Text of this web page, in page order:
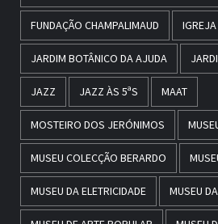
FUNDAÇÃO CHAMPALIMAUD
JARDIM BOTÂNICO DA AJUDA
JAZZ JAZZ ÀS 5ªS MAAT
MOSTEIRO DOS JERÓNIMOS
MUSEU COLECÇÃO BERARDO
MUSEU DA ELETRICIDADE MUSEU